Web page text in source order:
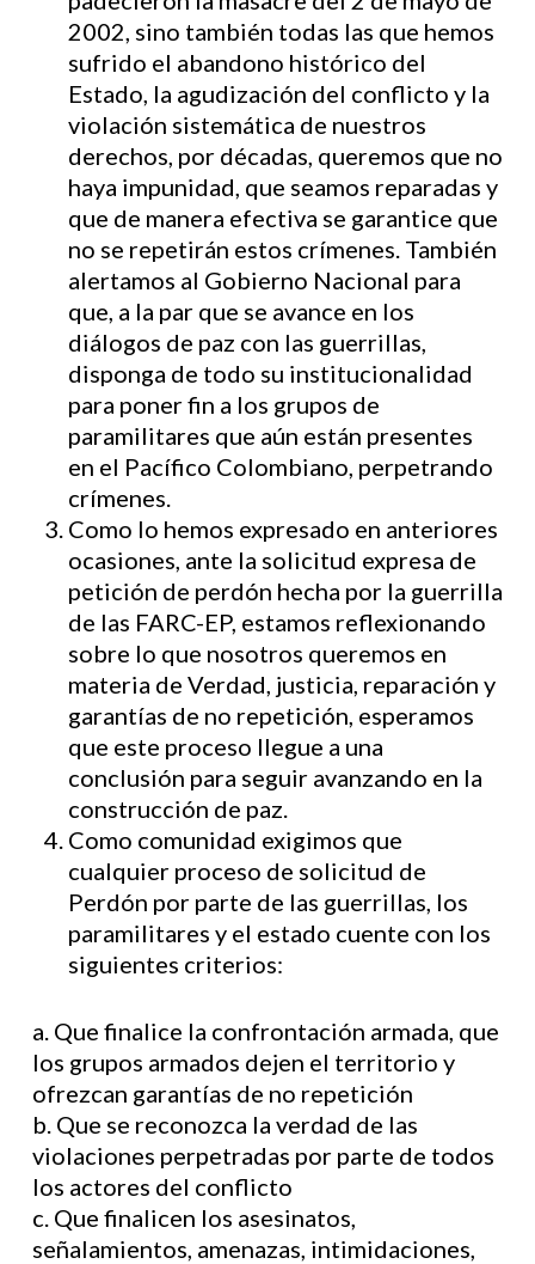
2002, sino también todas las que hemos
sufrido el abandono histórico del
Estado, la agudización del conflicto y la
violación sistemática de nuestros
derechos, por décadas, queremos que no
haya impunidad, que seamos reparadas y
que de manera efectiva se garantice que
no se repetirán estos crímenes. También
alertamos al Gobierno Nacional para
que, a la par que se avance en los
diálogos de paz con las guerrillas,
disponga de todo su institucionalidad
para poner fin a los grupos de
paramilitares que aún están presentes
en el Pacífico Colombiano, perpetrando
crímenes.
Como lo hemos expresado en anteriores
ocasiones, ante la solicitud expresa de
petición de perdón hecha por la guerrilla
de las FARC-EP, estamos reflexionando
sobre lo que nosotros queremos en
materia de Verdad, justicia, reparación y
garantías de no repetición, esperamos
que este proceso llegue a una
conclusión para seguir avanzando en la
construcción de paz.
Como comunidad exigimos que
cualquier proceso de solicitud de
Perdón por parte de las guerrillas, los
paramilitares y el estado cuente con los
siguientes criterios:
a. Que finalice la confrontación armada, que
los grupos armados dejen el territorio y
ofrezcan garantías de no repetición
b. Que se reconozca la verdad de las
violaciones perpetradas por parte de todos
los actores del conflicto
c. Que finalicen los asesinatos,
señalamientos, amenazas, intimidaciones,